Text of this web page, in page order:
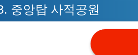
중앙탑 사적공원